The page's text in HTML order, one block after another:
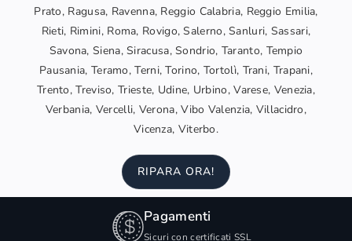
Prato, Ragusa, Ravenna, Reggio Calabria, Reggio Emilia,
Rieti, Rimini, Roma, Rovigo, Salerno, Sanluri, Sassari,
Savona, Siena, Siracusa, Sondrio, Taranto, Tempio
Pausania, Teramo, Terni, Torino, Tortolì, Trani, Trapani,
Trento, Treviso, Trieste, Udine, Urbino, Varese, Venezia,
Verbania, Vercelli, Verona, Vibo Valenzia, Villacidro,
Vicenza, Viterbo.
RIPARA ORA!
Pagamenti
Sicuri con certificati SSL